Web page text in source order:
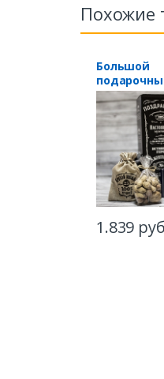
Похожие
Большой
мужчине"
1.839